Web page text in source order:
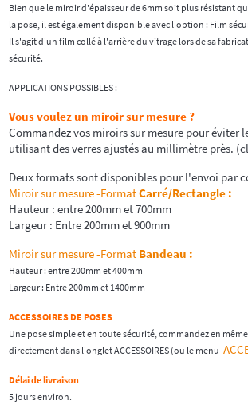
Bien que le miroir d'épaisseur de 6mm soit plus résistant
la pose, il est également disponible avec l'option : Film
Il s'agit d'un film collé à l'arrière du vitrage lors de sa
sécurité.
APPLICATIONS POSSIBLES :
Vous voulez un miroir sur mesure ?
Commandez vos miroirs sur mesure pour éviter
utilisant des verres ajustés au millimètre près.
Deux formats sont disponibles pour l'envoi par
Miroir sur mesure -FormatCarré/Rectangle :
Hauteur : entre 200mm et 700mm
Largeur : Entre 200mm et 900mm
Miroir sur mesure -Format Bandeau :
Hauteur : entre 200mm et 400mm
Largeur : Entre 200mm et 1400mm
ACCESSOIRES DE POSES
Une pose simple et en toute sécurité, commandez en
directement dans l'onglet ACCESSOIRES (ou le menu
Délai de livraison
5 jours environ.